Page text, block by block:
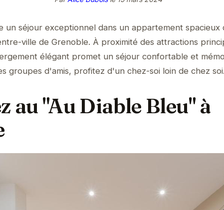
un séjour exceptionnel dans un appartement spacieux
ville de Grenoble. À proximité des attractions
élégant promet un séjour confortable et
groupes d'amis, profitez d'un chez-soi loin de chez soi.
au "Au Diable Bleu" à